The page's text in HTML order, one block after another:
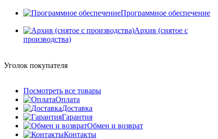
Программное обеспечение
Архив (снятое с
производства)
Уголок покупателя
Посмотреть все товары
Оплата
Доставка
Гарантия
Обмен и возврат
Контакты